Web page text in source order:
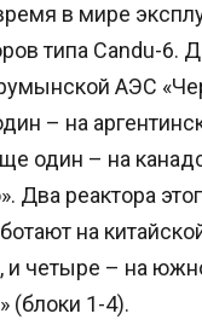
в мире
типа Candu-6.
АЭС
– на
один – на
Два реактора
на
и четыре – на
(блоки 1-4).